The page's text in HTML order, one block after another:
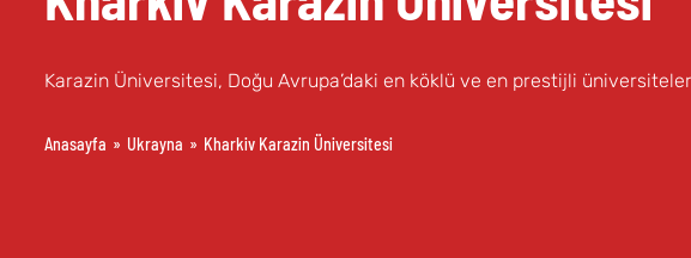
Karazin Üniversitesi, Doğu Avrupa’daki en köklü ve en prestijli
Anasayfa » Ukrayna » Kharkiv Karazin Üniversitesi